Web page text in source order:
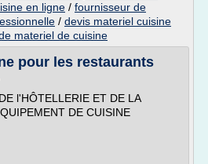
en ligne / fournisseur de
/ devis materiel cuisine
materiel de cuisine
pour les restaurants
l'HÔTELLERIE ET DE LA
DE CUISINE